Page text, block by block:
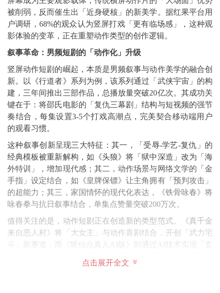
被削弱，反而催生出「近身硬核」的新美学。据红果平台用
户调研，68%的观众认为竖屏打戏「更有临场感」，这种观
影体验的变革，正在重塑动作类型的创作逻辑。
叙事革命：男频短剧的「动作化」升级
竖屏动作短剧的崛起，本质是男频叙事与动作美学的融合创
新。以《行道者》系列为例，该系列通过「武侠宇宙」的构
建，三年间推出三部作品，总播放量突破20亿次。其成功关
键在于：将邵氏电影的「复仇三幕剧」结构与短视频的强节
奏结合，每集设置3-5个打戏高潮点，完美契合移动端用户
的观看习惯。
这种叙事创新呈现三大特征：其一，「受辱-学艺-复仇」的
经典模板被重新解构，如《头狼》将「狱中深造」改为「海
外特训」，增加现代感；其二，动作场景与网络文学的「金
手指」设定结合，如《皇牌保镖》让主角拥有「预判攻击」
的超能力；其三，家国情怀的现代化表达，《铁骨咏春》将
咏春拳与抗日叙事结合，单集点赞量突破200万次。
值得关注的是，动作短剧正在创造新的类型范式。《真千金
来自恶人村》将「大女主」与动作喜剧结合，开创「武力宅
斗」新赛道；而《斩仙台真人AI版》则通过AI技术实现「玄
点击展开全文